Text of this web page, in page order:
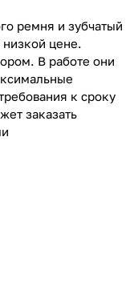
ремня и зубчатый
цене.
В работе они
к сроку
заказать